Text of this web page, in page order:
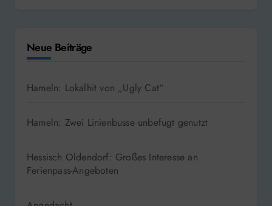
Neue Beiträge
Hameln: Lokalhit von „Ugly Cat“
Hameln: Zwei Linienbusse unbefugt genutzt
Hessisch Oldendorf: Großes Interesse an
Ferienpass-Angeboten